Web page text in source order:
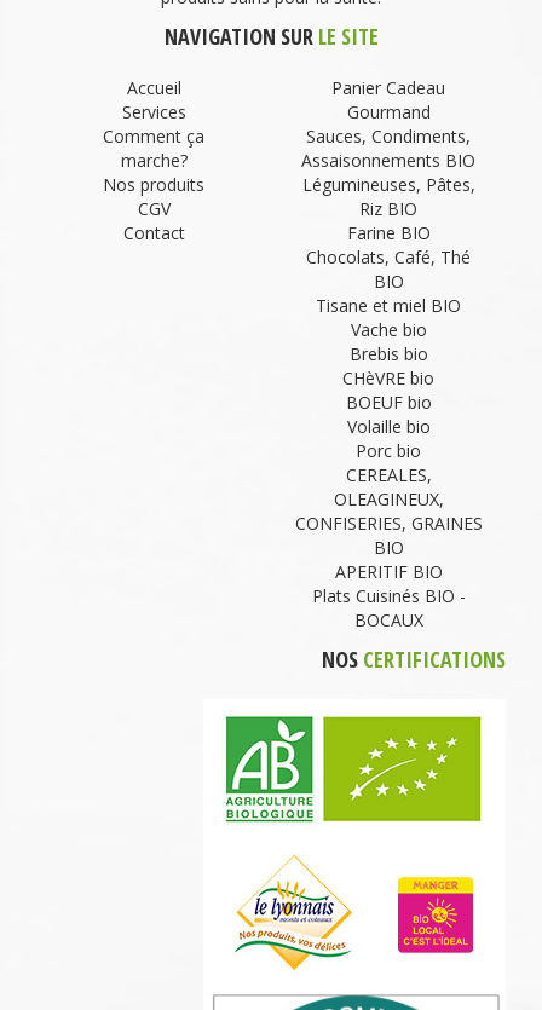
NAVIGATION SUR LE SITE
Accueil
Services
Comment ça
marche?
Nos produits
CGV
Contact
Panier Cadeau
Gourmand
Sauces, Condiments,
Assaisonnements BIO
Légumineuses, Pâtes,
Riz BIO
Farine BIO
Chocolats, Café, Thé
BIO
Tisane et miel BIO
Vache bio
Brebis bio
CHèVRE bio
BOEUF bio
Volaille bio
Porc bio
CEREALES,
OLEAGINEUX,
CONFISERIES, GRAINES
BIO
APERITIF BIO
Plats Cuisinés BIO -
BOCAUX
NOS CERTIFICATIONS